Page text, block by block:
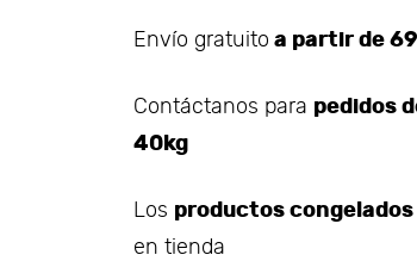
Envío gratuito a partir de
Contáctanos para pedidos
40kg
Los productos congelados
en tienda